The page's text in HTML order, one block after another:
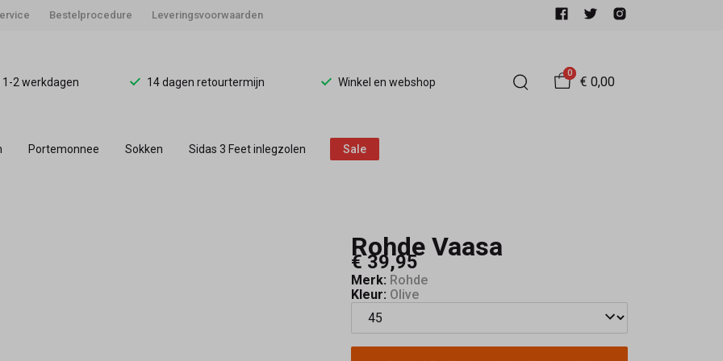
Bestelprocedure Leveringsvoorwaarden
1-2 werkdagen 14 dagen retourtermijn Winkel en webshop
0
€ 0,00
Portemonnee Sokken Sidas 3 Feet inlegzolen Sale
Rohde Vaasa
€ 39,95
Merk: Rohde
Kleur: Olive